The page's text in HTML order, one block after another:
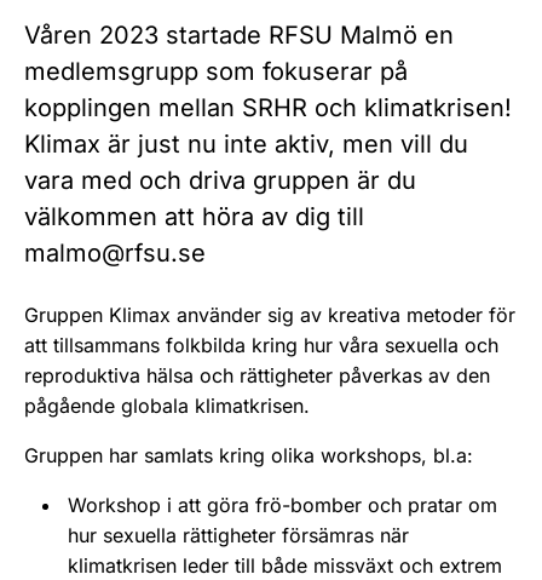
Våren 2023 startade RFSU Malmö en
medlemsgrupp som fokuserar på
kopplingen mellan SRHR och klimatkrisen!
Klimax är just nu inte aktiv, men vill du
vara med och driva gruppen är du
välkommen att höra av dig till
malmo@rfsu.se
Gruppen Klimax använder sig av kreativa metoder för
att tillsammans folkbilda kring hur våra sexuella och
reproduktiva hälsa och rättigheter påverkas av den
pågående globala klimatkrisen.
Gruppen har samlats kring olika workshops, bl.a:
Workshop i att göra frö-bomber och pratar om
hur sexuella rättigheter försämras när
klimatkrisen leder till både missväxt och extrem